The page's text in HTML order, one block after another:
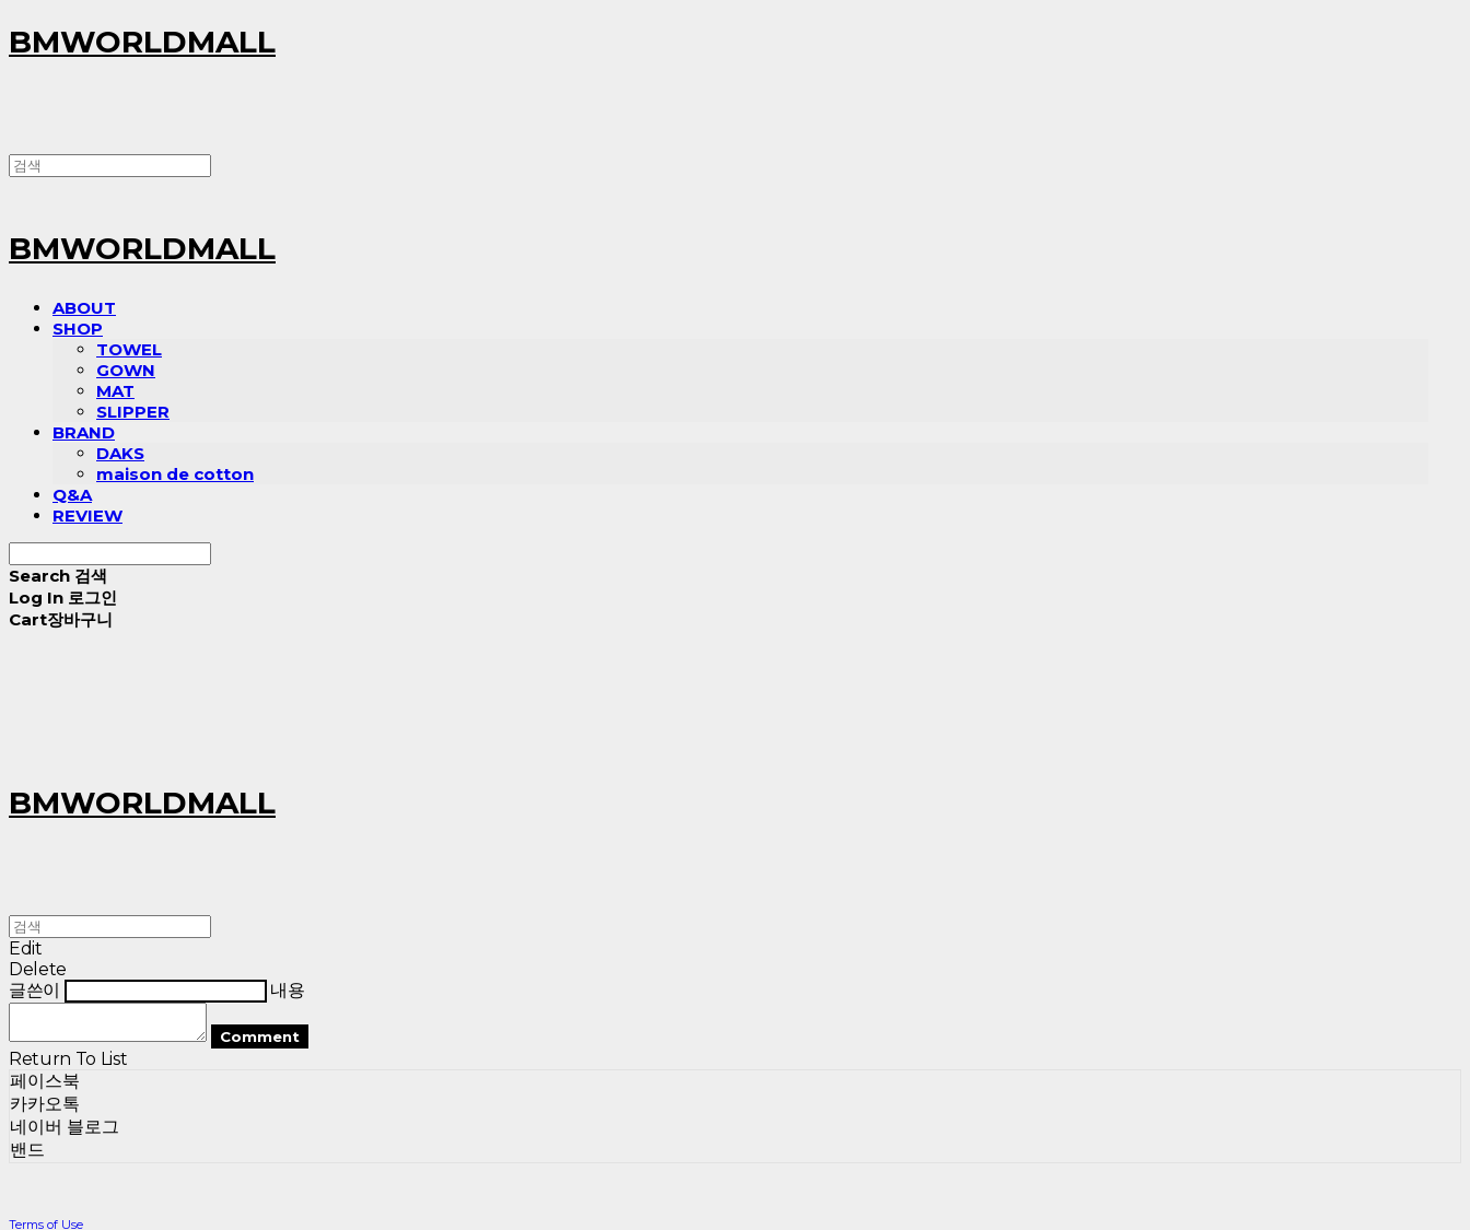
BMWORLDMALL
BMWORLDMALL
ABOUT
SHOP
TOWEL
GOWN
MAT
SLIPPER
BRAND
DAKS
maison de cotton
Q&A
REVIEW
Search 검색
Log In 로그인
Cart장바구니
BMWORLDMALL
Edit
Delete
글쓴이
내용
Comment
Return To List
페이스북
카카오톡
네이버 블로그
밴드
Terms of Use